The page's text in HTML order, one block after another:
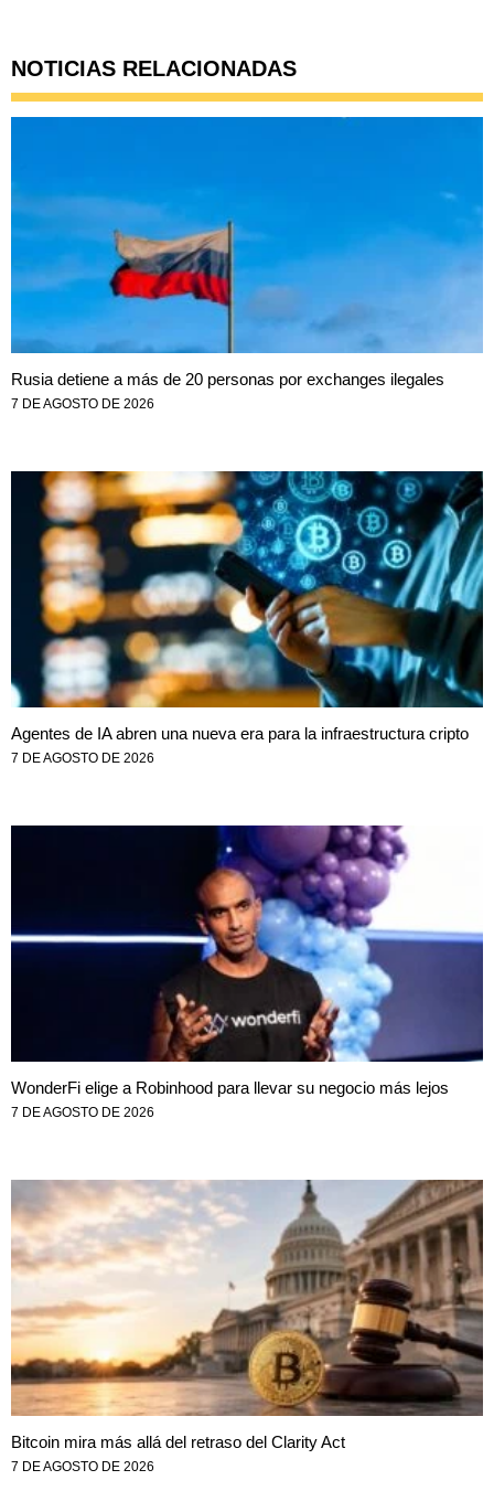
NOTICIAS RELACIONADAS
Rusia detiene a más de 20 personas por exchanges ilegales
7 DE AGOSTO DE 2026
Agentes de IA abren una nueva era para la infraestructura cripto
7 DE AGOSTO DE 2026
WonderFi elige a Robinhood para llevar su negocio más lejos
7 DE AGOSTO DE 2026
Bitcoin mira más allá del retraso del Clarity Act
7 DE AGOSTO DE 2026